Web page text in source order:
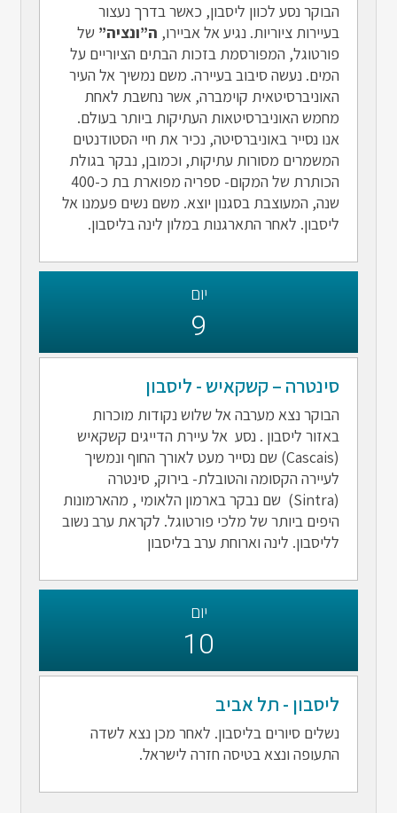
הבוקר נסע לכוון ליסבון, כאשר בדרך נעצור
בעיירות ציוריות. נגיע אל אביירו, ה”ונציה” של
פורטוגל, המפורסמת בזכות הבתים הציוריים על
המים. נעשה סיבוב בעיירה. משם נמשיך אל העיר
האוניברסיטאית קוימברה, אשר נחשבת לאחת
מחמש האוניברסיטאות העתיקות ביותר בעולם.
אנו נסייר באוניברסיטה, נכיר את חיי הסטודנטים
המשמרים מסורות עתיקות, וכמובן, נבקר בגולת
הכותרת של המקום- ספריה מפוארת בת כ-400
שנה, המעוצבת בסגנון יוצא. משם נשים פעמנו אל
ליסבון. לאחר התארגנות במלון לינה בליסבון.
יום
9
סינטרה – קשקאיש - ליסבון
הבוקר נצא מערבה אל שלוש נקודות מוכרות
באזור ליסבון . נסע אל עיירת הדייגים קשקאיש
(Cascais) שם נסייר מעט לאורך החוף ונמשיך
לעיירה הקסומה והטובלת- בירוק, סינטרה
(Sintra) שם נבקר בארמון הלאומי , מהארמונות
היפים ביותר של מלכי פורטוגל. לקראת ערב נשוב
לליסבון. לינה וארוחת ערב בליסבון
יום
10
ליסבון - תל אביב
נשלים סיורים בליסבון. לאחר מכן נצא לשדה
התעופה ונצא בטיסה חזרה לישראל.